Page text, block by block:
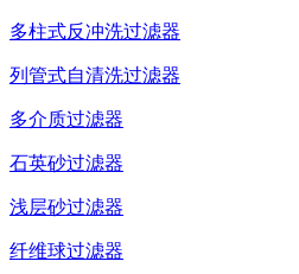
多柱式反冲洗过滤器
列管式自清洗过滤器
多介质过滤器
石英砂过滤器
浅层砂过滤器
纤维球过滤器